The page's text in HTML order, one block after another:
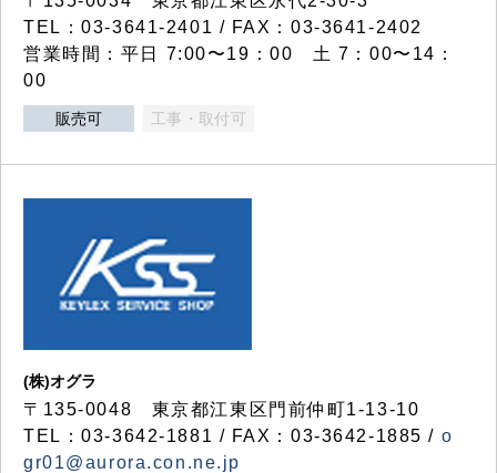
TEL：03-3641-2401 / FAX：03-3641-2402
営業時間：平日 7:00〜19：00 土 7：00〜14：
00
販売可 工事・取付可
(株)オグラ
〒135-0048 東京都江東区門前仲町1-13-10
TEL：03-3642-1881 / FAX：03-3642-1885 / o
gr01@aurora.con.ne.jp